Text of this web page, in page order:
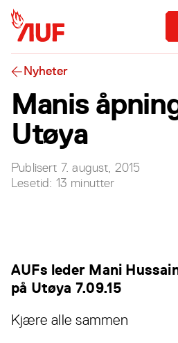
Hopp til hovedinnhold
Nyheter
Manis
Utøya
Publisert 7. august, 2015
Lesetid: 13 minutter
AUFs leder Mani
på Utøya 7.09.15
Kjære alle sammen